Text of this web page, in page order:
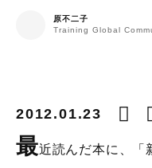
原不二子
Training Global
2012.01.23
最近読んだ本に、「